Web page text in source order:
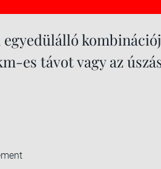
es távot vagy az